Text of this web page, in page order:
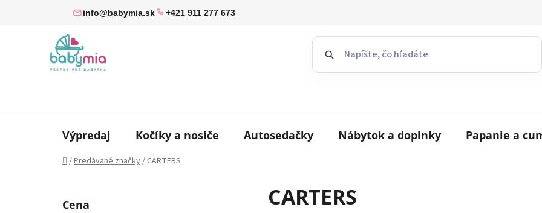
info@babymia.sk +421 911 277 673
Výpredaj Kočíky a nosiče Autosedačky Nábytok a doplnky Papanie a
Domov
/Predávané značky/ CARTERS
Cena CARTERS